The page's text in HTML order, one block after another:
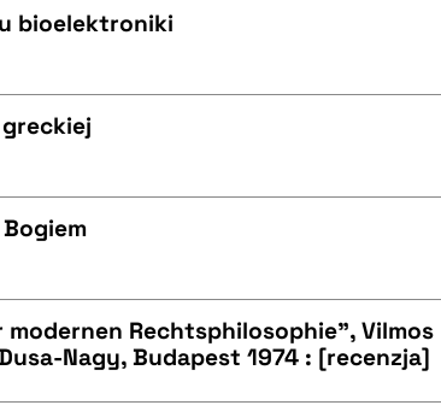
bioelektroniki
Rechtsphilosophie", Vilmos
Nagy, Budapest 1974 : [recenzja]